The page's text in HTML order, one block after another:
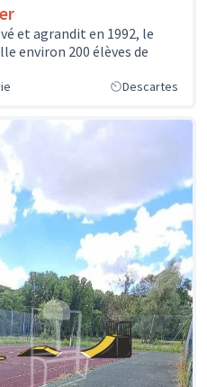
et agrandit en 1992, le
environ 200 élèves de
Descartes